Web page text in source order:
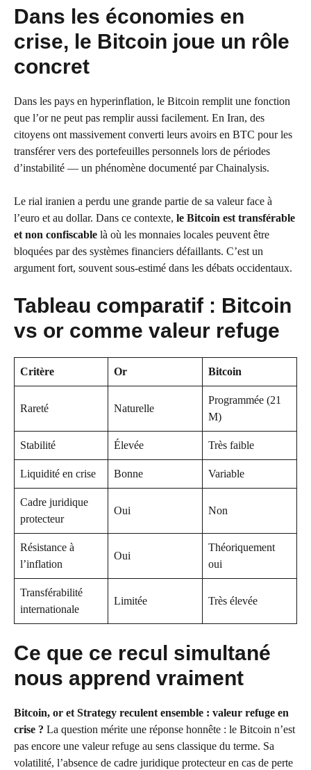
Dans les économies en
crise, le Bitcoin joue un rôle
concret
Dans les pays en hyperinflation, le Bitcoin remplit une fonction
que l’or ne peut pas remplir aussi facilement. En Iran, des
citoyens ont massivement converti leurs avoirs en BTC pour les
transférer vers des portefeuilles personnels lors de périodes
d’instabilité — un phénomène documenté par Chainalysis.
Le rial iranien a perdu une grande partie de sa valeur face à
l’euro et au dollar. Dans ce contexte, le Bitcoin est transférable
et non confiscable là où les monnaies locales peuvent être
bloquées par des systèmes financiers défaillants. C’est un
argument fort, souvent sous-estimé dans les débats occidentaux.
Tableau comparatif : Bitcoin
vs or comme valeur refuge
Critère Or Bitcoin
Rareté Naturelle
Programmée (21
M)
Stabilité Élevée Très faible
Liquidité en crise Bonne Variable
Cadre juridique
protecteur
Oui Non
Résistance à
l’inflation
Oui
Théoriquement
oui
Transférabilité
internationale
Limitée Très élevée
Ce que ce recul simultané
nous apprend vraiment
Bitcoin, or et Strategy reculent ensemble : valeur refuge en
crise ? La question mérite une réponse honnête : le Bitcoin n’est
pas encore une valeur refuge au sens classique du terme. Sa
volatilité, l’absence de cadre juridique protecteur en cas de perte